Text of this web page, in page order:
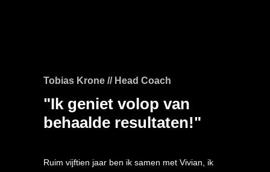
Tobias Krone // Head Coach
"Ik geniet volop van
behaalde resultaten!"
Ruim vijftien jaar ben ik samen met Vivian, ik